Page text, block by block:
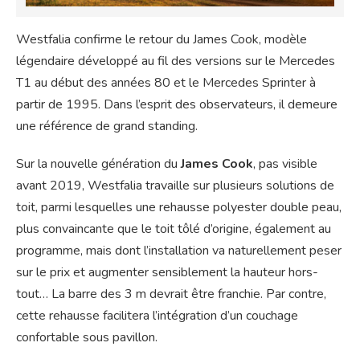
Westfalia confirme le retour du James Cook, modèle
légendaire développé au fil des versions sur le Mercedes
T1 au début des années 80 et le Mercedes Sprinter à
partir de 1995. Dans l’esprit des observateurs, il demeure
une référence de grand standing.
Sur la nouvelle génération duJames Cook, pas visible
avant 2019, Westfalia travaille sur plusieurs solutions de
toit, parmi lesquelles une rehausse polyester double peau,
plus convaincante que le toit tôlé d’origine, également au
programme, mais dont l’installation va naturellement peser
sur le prix et augmenter sensiblement la hauteur hors-
tout… La barre des 3 m devrait être franchie. Par contre,
cette rehausse facilitera l’intégration d’un couchage
confortable sous pavillon.